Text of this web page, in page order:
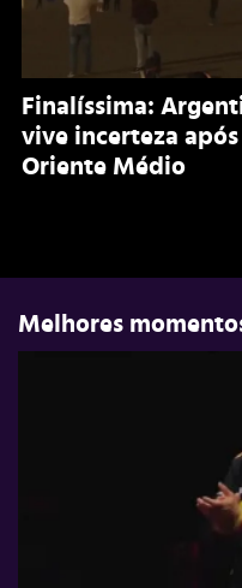
Finalíssima:
vive incerteza
Oriente Médio
Melhores